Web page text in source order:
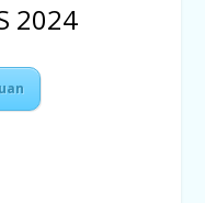
2024